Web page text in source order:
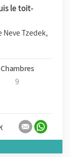
le toit-
Tzedek,
Chambres
9